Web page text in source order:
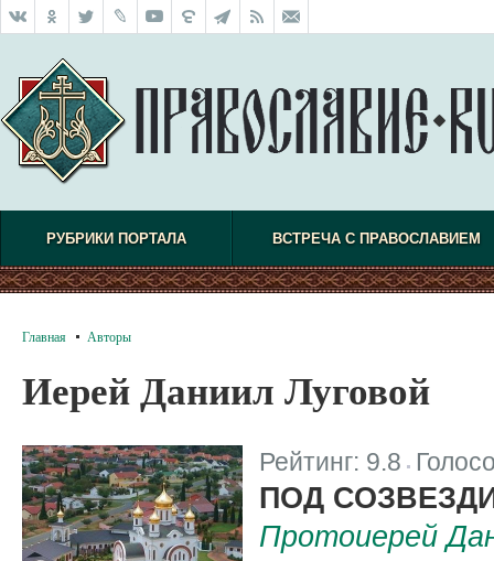
РУБРИКИ ПОРТАЛА ВСТРЕЧА С ПРАВОСЛАВИЕМ
Главная Авторы
Иерей Даниил Луговой
Рейтинг: 9.8
ПОД
Протоиерей